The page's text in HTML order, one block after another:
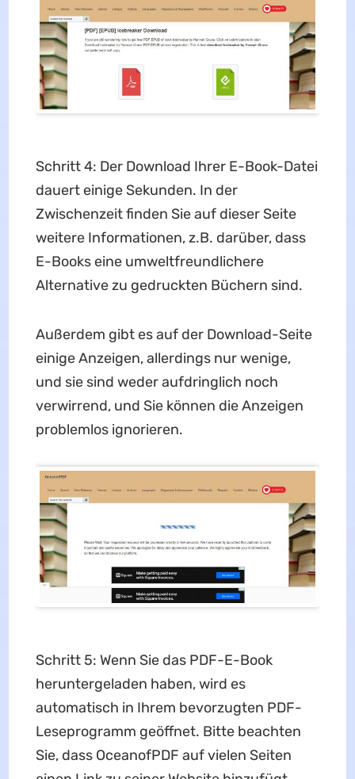
Schritt 4: Der Download Ihrer E-Book-Datei
dauert einige Sekunden. In der
Zwischenzeit finden Sie auf dieser Seite
weitere Informationen, z.B. darüber, dass
E-Books eine umweltfreundlichere
Alternative zu gedruckten Büchern sind.
Außerdem gibt es auf der Download-Seite
einige Anzeigen, allerdings nur wenige,
und sie sind weder aufdringlich noch
verwirrend, und Sie können die Anzeigen
problemlos ignorieren.
Schritt 5: Wenn Sie das PDF-E-Book
heruntergeladen haben, wird es
automatisch in Ihrem bevorzugten PDF-
Leseprogramm geöffnet. Bitte beachten
Sie, dass OceanofPDF auf vielen Seiten